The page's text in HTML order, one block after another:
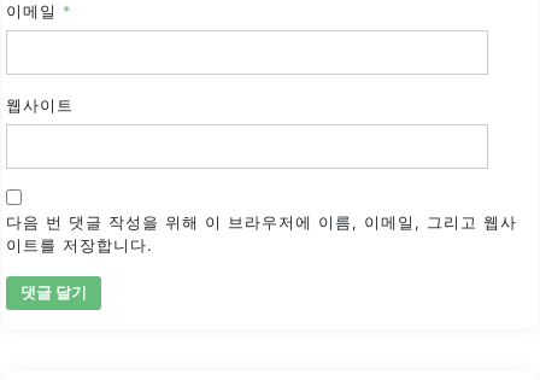
이메일 *
웹사이트
다음 번 댓글 작성을 위해 이 브라우저에 이름, 이메일, 그리고 웹사
이트를 저장합니다.